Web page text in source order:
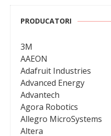
PRODUCATORI
3M
AAEON
Adafruit Industries
Advanced Energy
Advantech
Agora Robotics
Allegro MicroSystems
Altera